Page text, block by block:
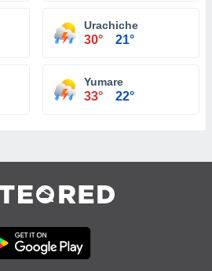
Urachiche
30° 21°
Yumare
33° 22°